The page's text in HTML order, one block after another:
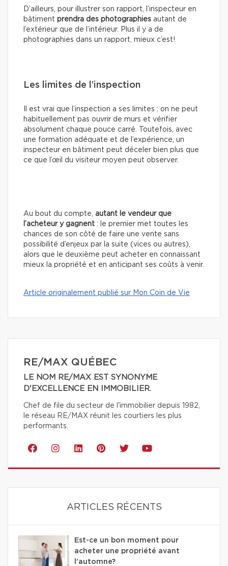
D’ailleurs, pour illustrer son rapport, l’inspecteur en
bâtiment prendra des photographies autant de
l’extérieur que de l’intérieur. Plus il y a de
photographies dans un rapport, mieux c’est!
Les limites de l’inspection
Il est vrai que l’inspection a ses limites : on ne peut
habituellement pas ouvrir de murs et vérifier
absolument chaque pouce carré. Toutefois, avec
une formation adéquate et de l’expérience, un
inspecteur en bâtiment peut déceler bien plus que
ce que l’œil du visiteur moyen peut observer.
Au bout du compte, autant le vendeur que
l’acheteur y gagnent : le premier met toutes les
chances de son côté de faire une vente sans
possibilité d’enjeux par la suite (vices ou autres),
alors que le deuxième peut acheter en connaissant
mieux la propriété et en anticipant ses coûts à venir.
Article originalement publié sur Mon Coin de Vie
RE/MAX QUÉBEC
LE NOM RE/MAX EST SYNONYME
D'EXCELLENCE EN IMMOBILIER.
Chef de file du secteur de l'immobilier depuis 1982,
le réseau RE/MAX réunit les courtiers les plus
performants.
ARTICLES RÉCENTS
Est-ce un bon moment pour
acheter une propriété avant
l'automne?